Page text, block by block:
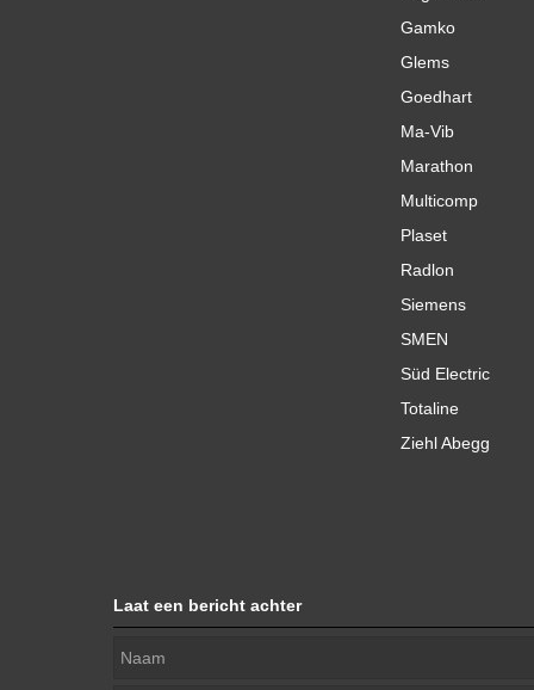
Gamko
Glems
Goedhart
Ma-Vib
Marathon
Multicomp
Plaset
Radlon
Siemens
SMEN
Süd Electric
Totaline
Ziehl Abegg
Laat een bericht achter